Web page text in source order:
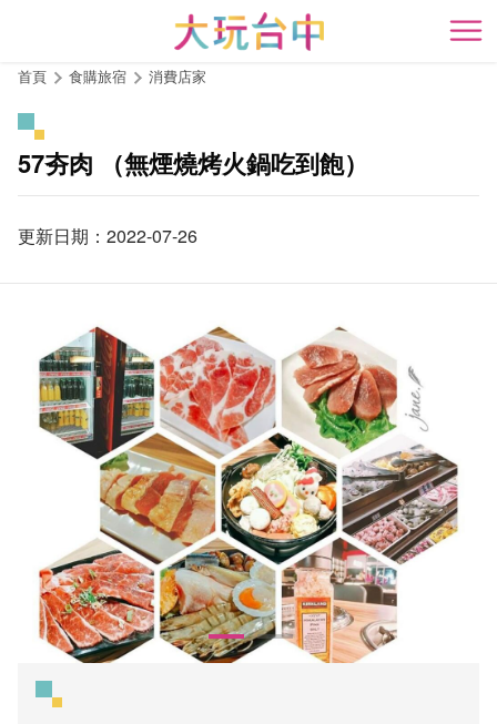
開
首頁 食購旅宿 消費店家
57夯肉 （無煙燒烤火鍋吃到飽）
更新日期：2022-07-26